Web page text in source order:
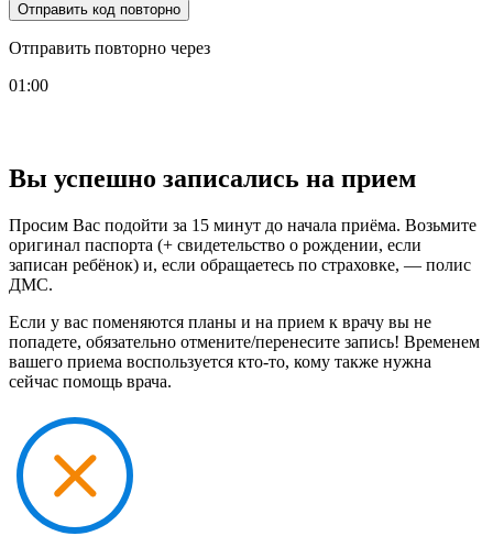
Отправить код повторно
Отправить повторно через
01:00
Вы успешно записались на прием
Просим Вас подойти за 15 минут до начала приёма. Возьмите
оригинал паспорта (+ свидетельство о рождении, если
записан ребёнок) и, если обращаетесь по страховке, — полис
ДМС.
Если у вас поменяются планы и на прием к врачу вы не
попадете, обязательно отмените/перенесите запись! Временем
вашего приема воспользуется кто-то, кому также нужна
сейчас помощь врача.